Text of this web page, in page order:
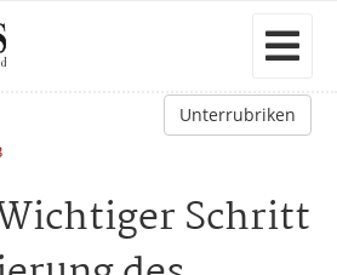
Unterrubriken
Wichtiger Schritt